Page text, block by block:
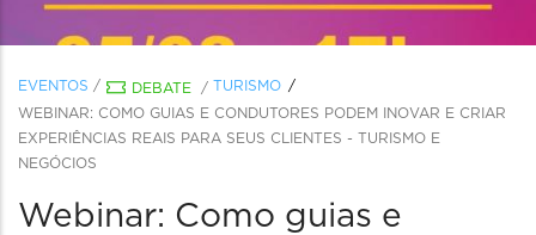
EVENTOS / DEBATE / TURISMO
WEBINAR: COMO GUIAS E CONDUTORES PODEM INOVAR E CRIAR
EXPERIÊNCIAS REAIS PARA SEUS CLIENTES - TURISMO E
NEGÓCIOS
Webinar: Como guias e